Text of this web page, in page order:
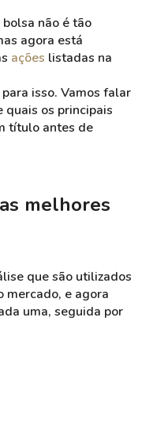
não é tão
agora está
ações listadas na
isso. Vamos falar
quais os principais
título antes de
melhores
que são utilizados
mercado, e agora
uma, seguida por